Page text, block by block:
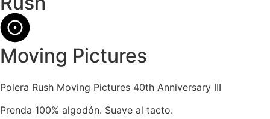
Moving Pictures
Polera Rush Moving Pictures 40th Anniversary III
Prenda 100% algodón. Suave al tacto.